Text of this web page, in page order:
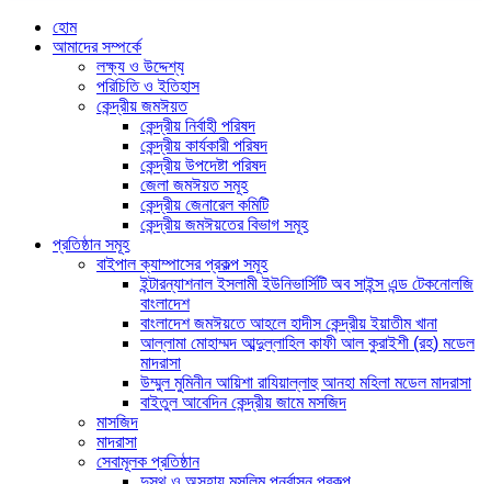
হোম
আমাদের সম্পর্কে
লক্ষ্য ও উদ্দেশ্য
পরিচিতি ও ইতিহাস
কেন্দ্রীয় জমঈয়ত
কেন্দ্রীয় নির্বাহী পরিষদ
কেন্দ্রীয় কার্যকারী পরিষদ
কেন্দ্রীয় উপদেষ্টা পরিষদ
জেলা জমঈয়ত সমূহ
কেন্দ্রীয় জেনারেল কমিটি
কেন্দ্রীয় জমঈয়তের বিভাগ সমূহ
প্রতিষ্ঠান সমূহ
বাইপাল ক্যাম্পাসের প্রকল্প সমূহ
ইন্টারন্যাশনাল ইসলামী ইউনিভার্সিটি অব সাইন্স এন্ড টেকনোলজি
বাংলাদেশ
বাংলাদেশ জমঈয়তে আহলে হাদীস কেন্দ্রীয় ইয়াতীম খানা
আল্লামা মোহাম্মদ আব্দুল্লাহিল কাফী আল কুরাইশী (রহ) মডেল
মাদরাসা
উম্মুল মুমিনীন আয়িশা রাযিয়াল্লাহু আনহা মহিলা মডেল মাদরাসা
বাইতুল আবেদিন কেন্দ্রীয় জামে মসজিদ
মাসজিদ
মাদরাসা
সেবামূলক প্রতিষ্ঠান